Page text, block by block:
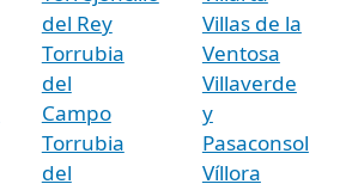
del Rey
Torrubia
del
Campo
Torrubia
del
Villas de la
Ventosa
Villaverde
y
Pasaconsol
Víllora